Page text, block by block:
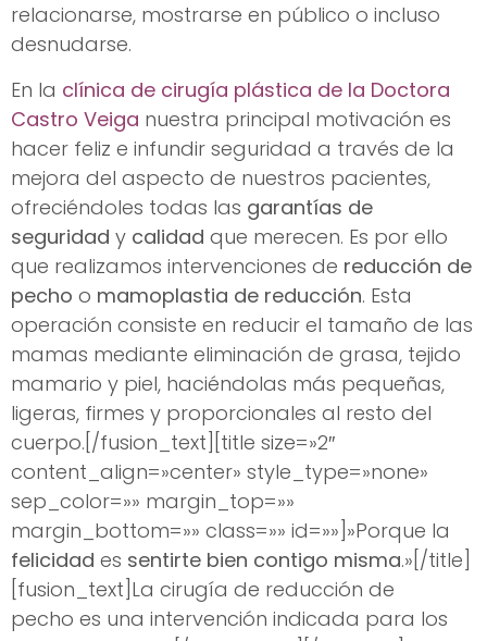
relacionarse, mostrarse en público o incluso
desnudarse.
En la clínica de cirugía plástica de la Doctora
Castro Veiga nuestra principal motivación es
hacer feliz e infundir seguridad a través de la
mejora del aspecto de nuestros pacientes,
ofreciéndoles todas las garantías de
seguridad y calidad que merecen. Es por ello
que realizamos intervenciones de reducción de
pecho o mamoplastia de reducción. Esta
operación consiste en reducir el tamaño de las
mamas mediante eliminación de grasa, tejido
mamario y piel, haciéndolas más pequeñas,
ligeras, firmes y proporcionales al resto del
cuerpo.[/fusion_text][title size=»2″
content_align=»center» style_type=»none»
sep_color=»» margin_top=»»
margin_bottom=»» class=»» id=»»]»Porque la
felicidad es sentirte bien contigo misma.»[/title]
[fusion_text]La cirugía de reducción de
pecho es una intervención indicada para los